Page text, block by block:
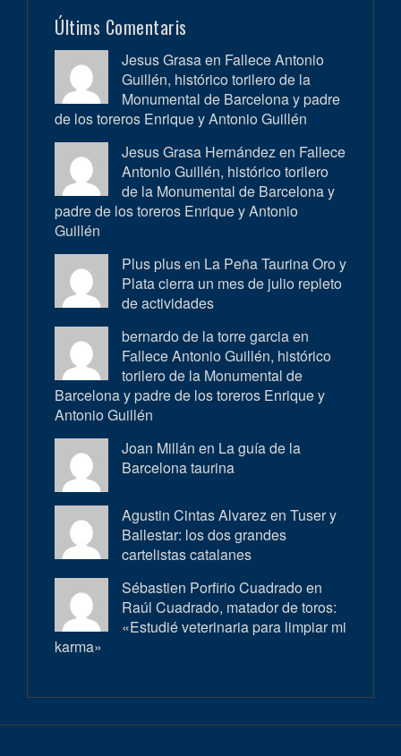
Últims Comentaris
Jesus Grasa en Fallece Antonio
Guillén, histórico torilero de la
Monumental de Barcelona y padre
de los toreros Enrique y Antonio Guillén
Jesus Grasa Hernández en Fallece
Antonio Guillén, histórico torilero
de la Monumental de Barcelona y
padre de los toreros Enrique y Antonio
Guillén
Plus plus en La Peña Taurina Oro y
Plata cierra un mes de julio repleto
de actividades
bernardo de la torre garcia en
Fallece Antonio Guillén, histórico
torilero de la Monumental de
Barcelona y padre de los toreros Enrique y
Antonio Guillén
Joan Millán en La guía de la
Barcelona taurina
Agustin Cintas Alvarez en Tuser y
Ballestar: los dos grandes
cartelistas catalanes
Sébastien Porfirio Cuadrado en
Raúl Cuadrado, matador de toros:
«Estudié veterinaria para limpiar mi
karma»